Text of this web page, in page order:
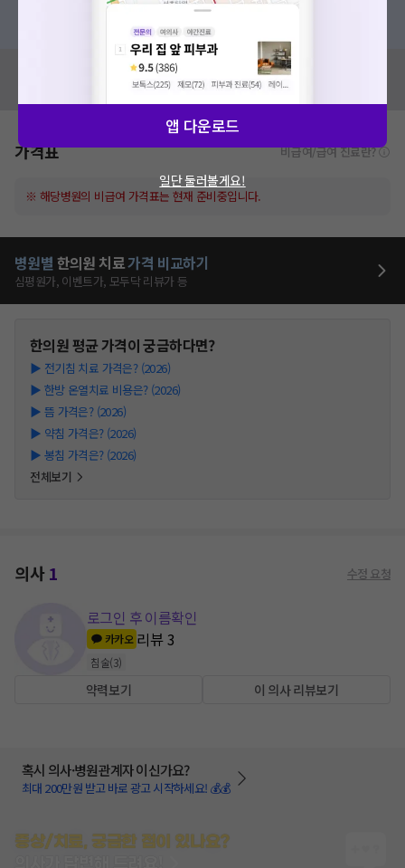
혹은, 의료상담 서비스에 다양한 게시글 보러가기
혹시 잘못된 병원정보가 있나요?
모두닥 팀에 알려주세요!
가격표 비급여/급여 진료란?
※ 해당병원의 비급여 가격표는 현재 준비중입니다.
병원별 한의원 치료가격 비교하기
심평원가, 이벤트가, 모두닥 리뷰가 등
한의원평균 가격이 궁금하다면?
▶ 전기침 치료 가격은? (2026)
▶ 한방 온열치료 비용은? (2026)
▶ 뜸 가격은? (2026)
▶ 약침 가격은? (2026)
▶ 봉침 가격은? (2026)
전체보기
의사1 수정 요청
로그인 후 이름확인
카카오 리뷰3
침술(3)
약력보기 이 의사 리뷰보기
혹시 의사·병원관계자 이신가요?
최대 200만원 받고 바로 광고 시작하세요! 💰💰
증상/치료, 궁금한 점이 있나요?
앱 다운로드
일단 둘러볼게요!